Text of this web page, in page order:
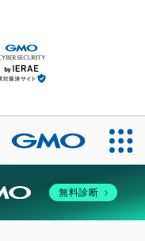
無料診断